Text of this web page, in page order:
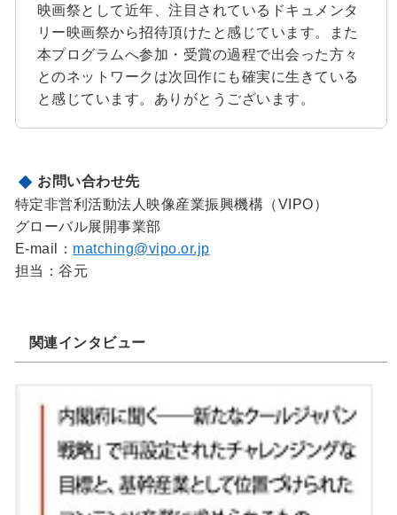
映画祭として近年、注目されているドキュメンタ
リー映画祭から招待頂けたと感じています。また
本プログラムへ参加・受賞の過程で出会った方々
とのネットワークは次回作にも確実に生きている
と感じています。ありがとうございます。
お問い合わせ先
特定非営利活動法人映像産業振興機構（VIPO）
グローバル展開事業部
E-mail： matching@vipo.or.jp
担当：谷元
関連インタビュー